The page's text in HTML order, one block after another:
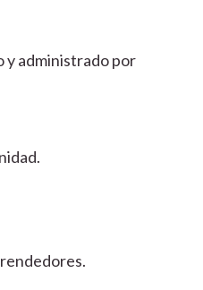
y administrado por